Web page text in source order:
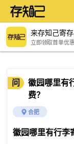
来存知己寄
立即领取首单优
问
徽园哪里有
费？
合肥
徽园哪里有行李